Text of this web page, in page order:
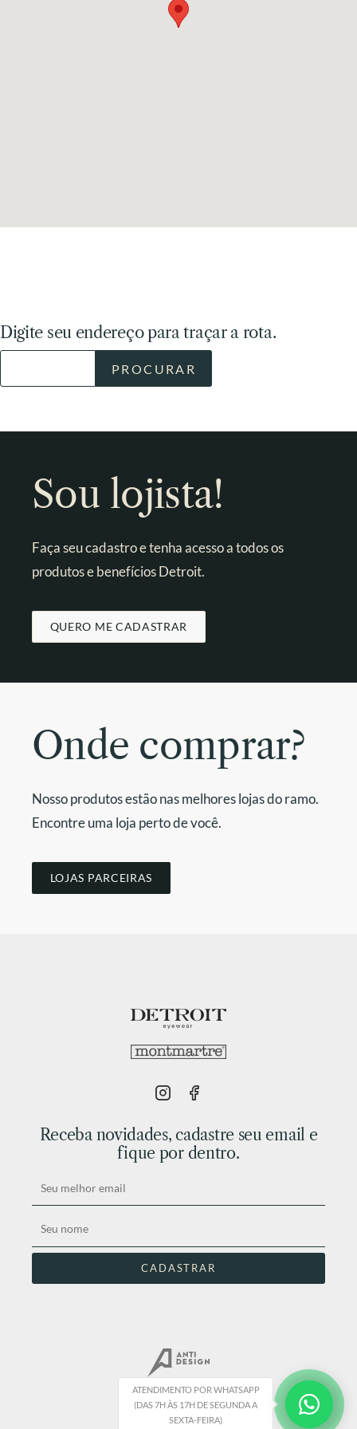
Digite seu endereço para traçar a rota.
Sou lojista!
Faça seu cadastro e tenha acesso a todos os
produtos e benefícios Detroit.
QUERO ME CADASTRAR
Onde comprar?
Nosso produtos estão nas melhores lojas do ramo.
Encontre uma loja perto de você.
LOJAS PARCEIRAS
ATENDIMENTO POR WHATSAPP
(DAS 7H ÀS 17H DE SEGUNDA A
SEXTA-FEIRA)
Receba novidades, cadastre seu email e
fique por dentro.